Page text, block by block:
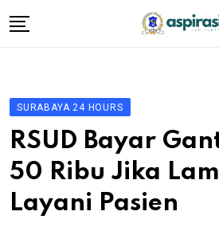
to
Berita
Komen Warga
Podcast
Tentang Kami
SURABAYA 24 HOURS
RSUD Bayar
50 Ribu Jika
Layani Pasien